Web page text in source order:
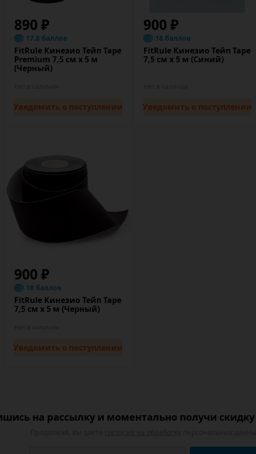
890 ₽
17.8 баллов
FitRule Кинезио Тейп Tape
Premium 7,5 cм х 5 м
(Черный)
Уведомить о поступлении
900 ₽
18 баллов
FitRule Кинезио Тейп Tape
7,5 cм х 5 м (Синий)
Уведомить о поступлении
900 ₽
18 баллов
FitRule Кинезио Тейп Tape
7,5 cм х 5 м (Черный)
Уведомить о поступлении
на рассылку и моментально получи скидку